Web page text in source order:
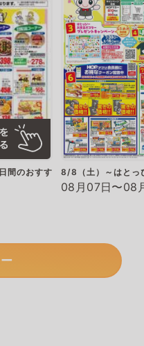
間のおすす
8/8（土）～はとっ
08月07日〜08